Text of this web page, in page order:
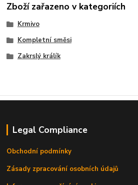
Zboží zařazeno v kategoriích
Krmivo
Kompletní směsi
Zakrslý králík
Legal Compliance
Obchodní podmínky
Zásady zpracování osobních údajů